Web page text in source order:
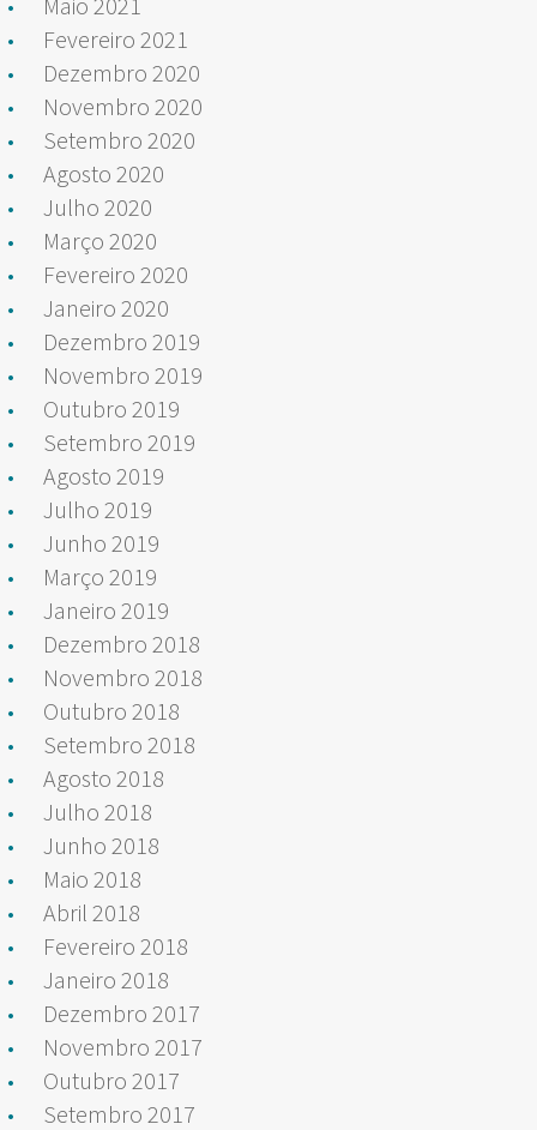
Fevereiro 2021
Dezembro 2020
Novembro 2020
Setembro 2020
Agosto 2020
Julho 2020
Março 2020
Fevereiro 2020
Janeiro 2020
Dezembro 2019
Novembro 2019
Outubro 2019
Setembro 2019
Agosto 2019
Julho 2019
Junho 2019
Março 2019
Janeiro 2019
Dezembro 2018
Novembro 2018
Outubro 2018
Setembro 2018
Agosto 2018
Julho 2018
Junho 2018
Maio 2018
Abril 2018
Fevereiro 2018
Janeiro 2018
Dezembro 2017
Novembro 2017
Outubro 2017
Setembro 2017